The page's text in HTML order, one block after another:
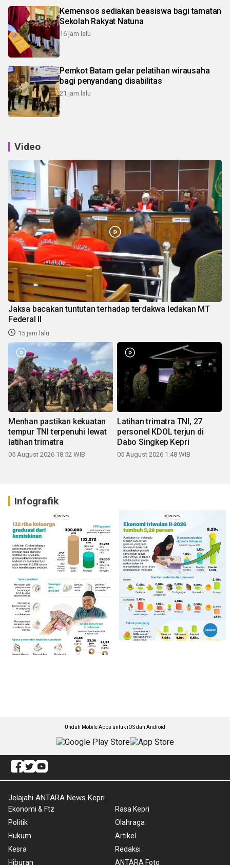
Kemensos sediakan beasiswa bagi tamatan
Sekolah Rakyat Natuna
16 jam lalu
Pemkot Batam gelar pelatihan wirausaha
bagi penyandang disabilitas
21 jam lalu
Video
Jaksa bacakan tuntutan terhadap terdakwa ledakan MT
Federal II
15 jam lalu
Menhan pastikan kekuatan
tempur TNI terpenuhi lewat
latihan trimatra
05 August 2026 18:52 WIB
Latihan trimatra TNI, 27
personel KDOL terjun di
Dabo Singkep Kepri
05 August 2026 1:48 WIB
Infografik
Unduh Mobile Apps untuk iOS dan Android
Jelajahi ANTARA News Kepri
Ekonomi & Ftz
Politik
Hukum
Kesra
Hiburan
Rasa Kepri
Olahraga
Artikel
Redaksi
ANTARA Foto